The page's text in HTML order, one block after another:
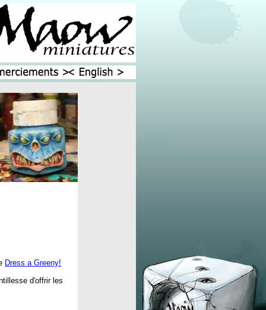
Dress a Greeny!
d'offrir les